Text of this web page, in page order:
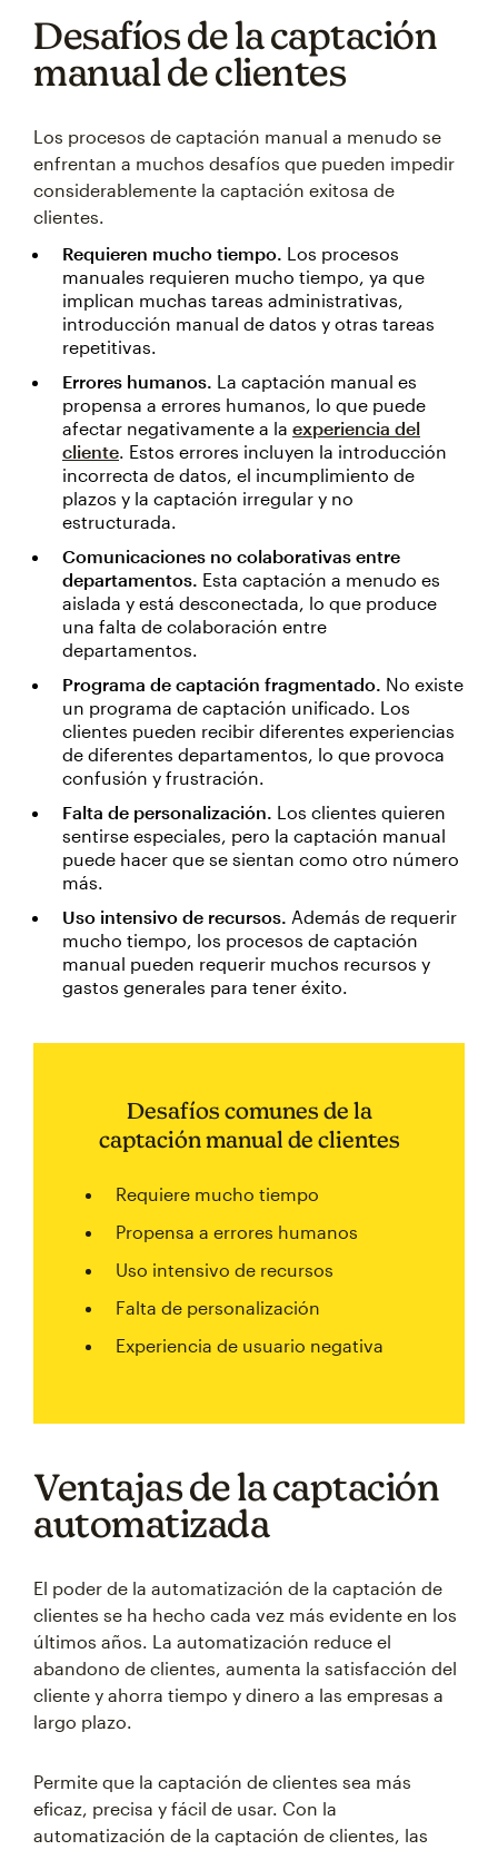
Desafíos de la captación
manual de clientes
Los procesos de captación manual a menudo se
enfrentan a muchos desafíos que pueden impedir
considerablemente la captación exitosa de
clientes.
Requieren mucho tiempo. Los procesos
manuales requieren mucho tiempo, ya que
implican muchas tareas administrativas,
introducción manual de datos y otras tareas
repetitivas.
Errores humanos. La captación manual es
propensa a errores humanos, lo que puede
afectar negativamente a la experiencia del
cliente. Estos errores incluyen la introducción
incorrecta de datos, el incumplimiento de
plazos y la captación irregular y no
estructurada.
Comunicaciones no colaborativas entre
departamentos. Esta captación a menudo es
aislada y está desconectada, lo que produce
una falta de colaboración entre
departamentos.
Programa de captación fragmentado. No existe
un programa de captación unificado. Los
clientes pueden recibir diferentes experiencias
de diferentes departamentos, lo que provoca
confusión y frustración.
Falta de personalización. Los clientes quieren
sentirse especiales, pero la captación manual
puede hacer que se sientan como otro número
más.
Uso intensivo de recursos. Además de requerir
mucho tiempo, los procesos de captación
manual pueden requerir muchos recursos y
gastos generales para tener éxito.
Desafíos comunes de la
captación manual de clientes
Requiere mucho tiempo
Propensa a errores humanos
Uso intensivo de recursos
Falta de personalización
Experiencia de usuario negativa
Ventajas de la captación
automatizada
El poder de la automatización de la captación de
clientes se ha hecho cada vez más evidente en los
últimos años. La automatización reduce el
abandono de clientes, aumenta la satisfacción del
cliente y ahorra tiempo y dinero a las empresas a
largo plazo.
Permite que la captación de clientes sea más
eficaz, precisa y fácil de usar. Con la
automatización de la captación de clientes, las